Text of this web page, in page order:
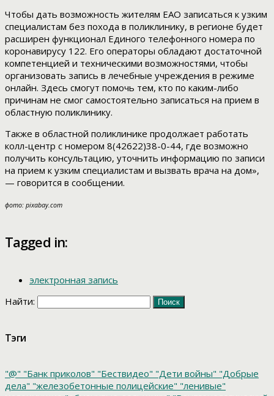
Чтобы дать возможность жителям ЕАО записаться к узким
специалистам без похода в поликлинику, в регионе будет
расширен функционал Единого телефонного номера по
коронавирусу 122. Его операторы обладают достаточной
компетенцией и техническими возможностями, чтобы
организовать запись в лечебные учреждения в режиме
онлайн. Здесь смогут помочь тем, кто по каким-либо
причинам не смог самостоятельно записаться на прием в
областную поликлинику.
Также в областной поликлинике продолжает работать
колл-центр с номером 8(42622)38-0-44, где возможно
получить консультацию, уточнить информацию по записи
на прием к узким специалистам и вызвать врача на дом»,
— говорится в сообщении.
фото: pixabay.com
Tagged in:
электронная запись
Найти:
Тэги
"@" "Банк приколов" "Бествидео" "Дети войны" "Добрые
дела" "железобетонные полицейские" "ленивые"